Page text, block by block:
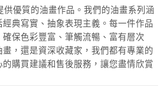
供優質的油畫作品。我們的油畫系列涵
典寫實、抽象表現主義。每一件作品
保色彩豐富、筆觸流暢、富有層次
，還是資深收藏家，我們都有專業的
購買建議和售後服務，讓您盡情欣賞